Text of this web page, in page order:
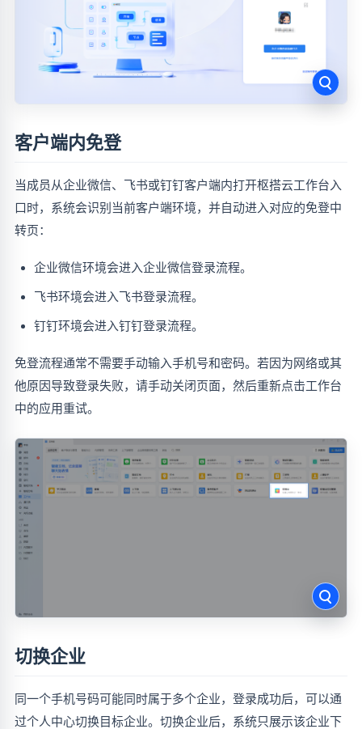
客户端内免登
当成员从企业微信、飞书或钉钉客户端内打开枢搭云工作台入
口时，系统会识别当前客户端环境，并自动进入对应的免登中
转页：
企业微信环境会进入企业微信登录流程。
飞书环境会进入飞书登录流程。
钉钉环境会进入钉钉登录流程。
免登流程通常不需要手动输入手机号和密码。若因为网络或其
他原因导致登录失败，请手动关闭页面，然后重新点击工作台
中的应用重试。
切换企业
同一个手机号码可能同时属于多个企业，登录成功后，可以通
过个人中心切换目标企业。切换企业后，系统只展示该企业下